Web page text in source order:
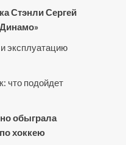
Стэнли Сергей
эксплуатацию
что подойдет
обыграла
хоккею